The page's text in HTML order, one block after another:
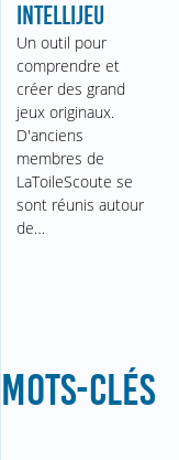
INTELLIJEU
Un outil pour
comprendre et
créer des grand
jeux originaux.
D'anciens
membres de
LaToileScoute se
sont réunis autour
de…
MOTS-CLÉS